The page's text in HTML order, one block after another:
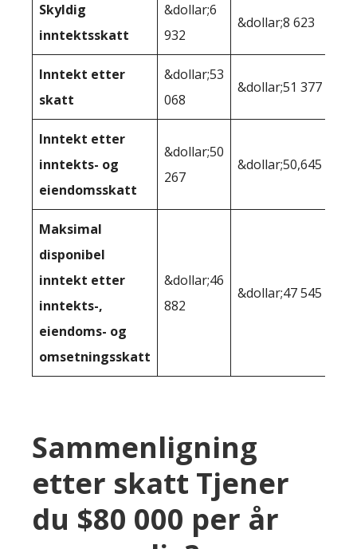
Skyldig
inntektsskatt
&dollar;6
932
&dollar;8 623
Inntekt etter
skatt
&dollar;53
068
&dollar;51 377
Inntekt etter
inntekts- og
eiendomsskatt
&dollar;50
267
&dollar;50,645
Maksimal
disponibel
inntekt etter
inntekts-,
eiendoms- og
omsetningsskatt
&dollar;46
882
&dollar;47 545
Sammenligning
etter skatt Tjener
du $80 000 per år